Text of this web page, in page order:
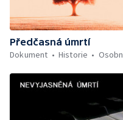
Předčasná úmrtí
Dokument
Historie